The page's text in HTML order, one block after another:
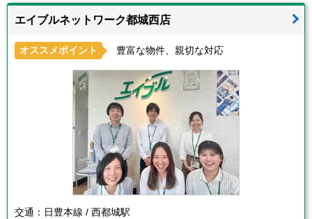
エイブルネットワーク都城西店
オススメポイント 豊富な物件、親切な対応
交通： 日豊本線 / 西都城駅